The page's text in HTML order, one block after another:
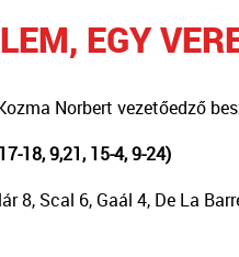
EGY
Norbert vezetőedző
18, 9,21, 15-4, 9-24)
8, Scal 6, Gaál 4, De La